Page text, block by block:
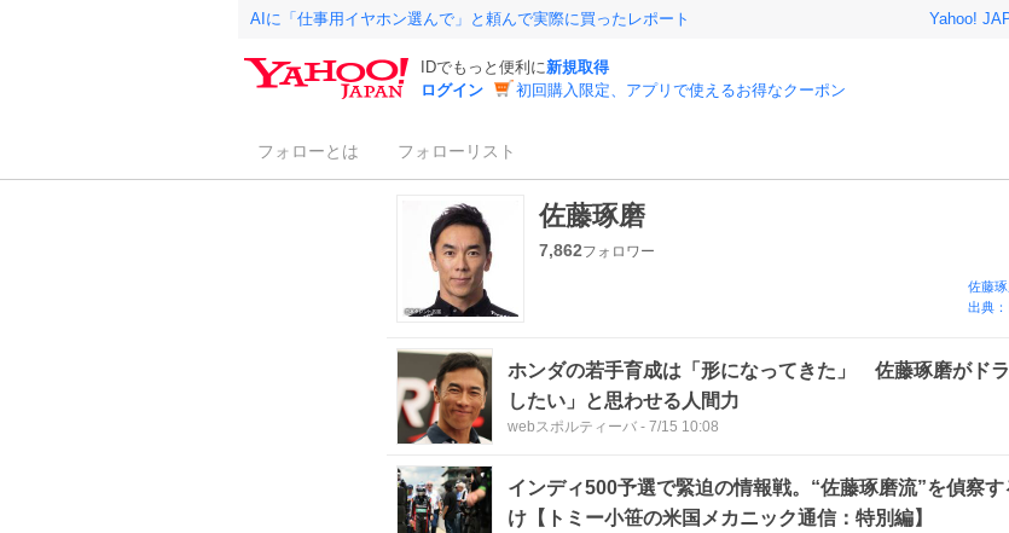
AIに「仕事用イヤホン選んで」と頼んで実際に買ったレポート Yahoo!
IDでもっと便利に新規取得
ログイン
初回購入限定、アプリで使えるお得なクーポン
フォローとは フォローリスト
佐藤琢磨
7,862フォロワー
佐藤
出典
ホンダの若手育成は「形になってきた」 佐藤琢磨がド
したい」と思わせる人間力
webスポルティーバ - 7/15 10:08
インディ500予選で緊迫の情報戦。“佐藤琢磨流”を偵察
け【トミー小笹の米国メカニック通信：特別編】